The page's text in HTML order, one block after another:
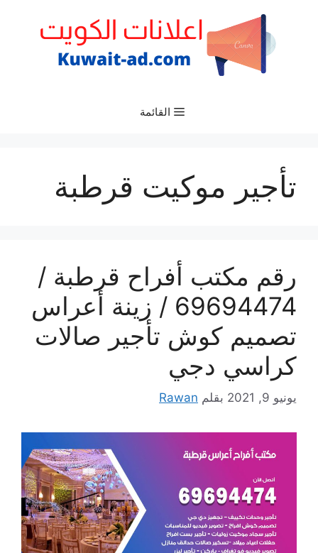
القائمة
تأجير موكيت قرطبة
رقم مكتب أفراح قرطبة /
69694474 / زينة أعراس
تصميم كوش تأجير صالات
كراسي دجي
يونيو 9, 2021 بقلم Rawan